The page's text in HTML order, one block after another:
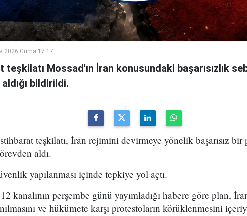
2026 Cuma 17:17
Mossad'ın İran konusundaki başarısızlık
bildirildi.
teşkilatı, İran rejimini devirmeye yönelik başarısız
aldı.
yapılanması içinde tepkiye yol açtı.
kanalının perşembe günü yayımladığı habere göre plan,
ve hükümete karşı protestoların körüklenmesini